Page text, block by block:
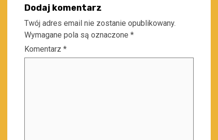
Dodaj komentarz
Twój adres email nie zostanie opublikowany.
Wymagane pola są oznaczone *
Komentarz *